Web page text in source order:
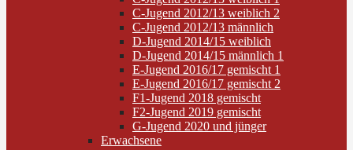
C-Jugend 2012/13 weiblich 2
C-Jugend 2012/13 männlich
D-Jugend 2014/15 weiblich
D-Jugend 2014/15 männlich 1
E-Jugend 2016/17 gemischt 1
E-Jugend 2016/17 gemischt 2
F1-Jugend 2018 gemischt
F2-Jugend 2019 gemischt
G-Jugend 2020 und jünger
Erwachsene